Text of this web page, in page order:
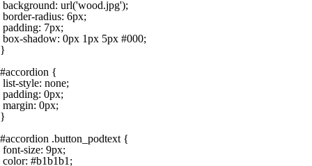
background: url('wood.jpg');
border-radius: 6px;
padding: 7px;
box-shadow: 0px 1px 5px #000;
}
#accordion {
list-style: none;
padding: 0px;
margin: 0px;
}
#accordion .button_podtext {
font-size: 9px;
color: #b1b1b1;